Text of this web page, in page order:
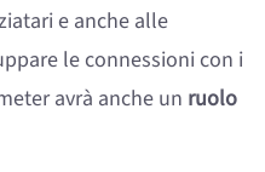
e anche alle
le connessioni con i
avrà anche un ruolo